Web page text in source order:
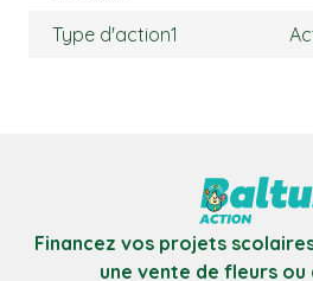
Type d'action1
Financez vos projets
une vente de fleurs